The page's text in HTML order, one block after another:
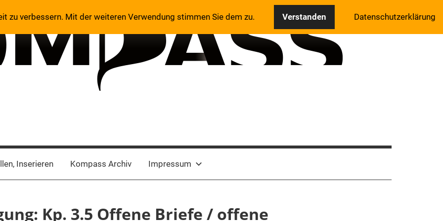
Inserieren Kompass Archiv Impressum
Kp. 3.5 Offene Briefe / offene
zu verbessern. Mit der weiteren Verwendung stimmen Sie dem zu. Verstanden Datenschutzerklärung